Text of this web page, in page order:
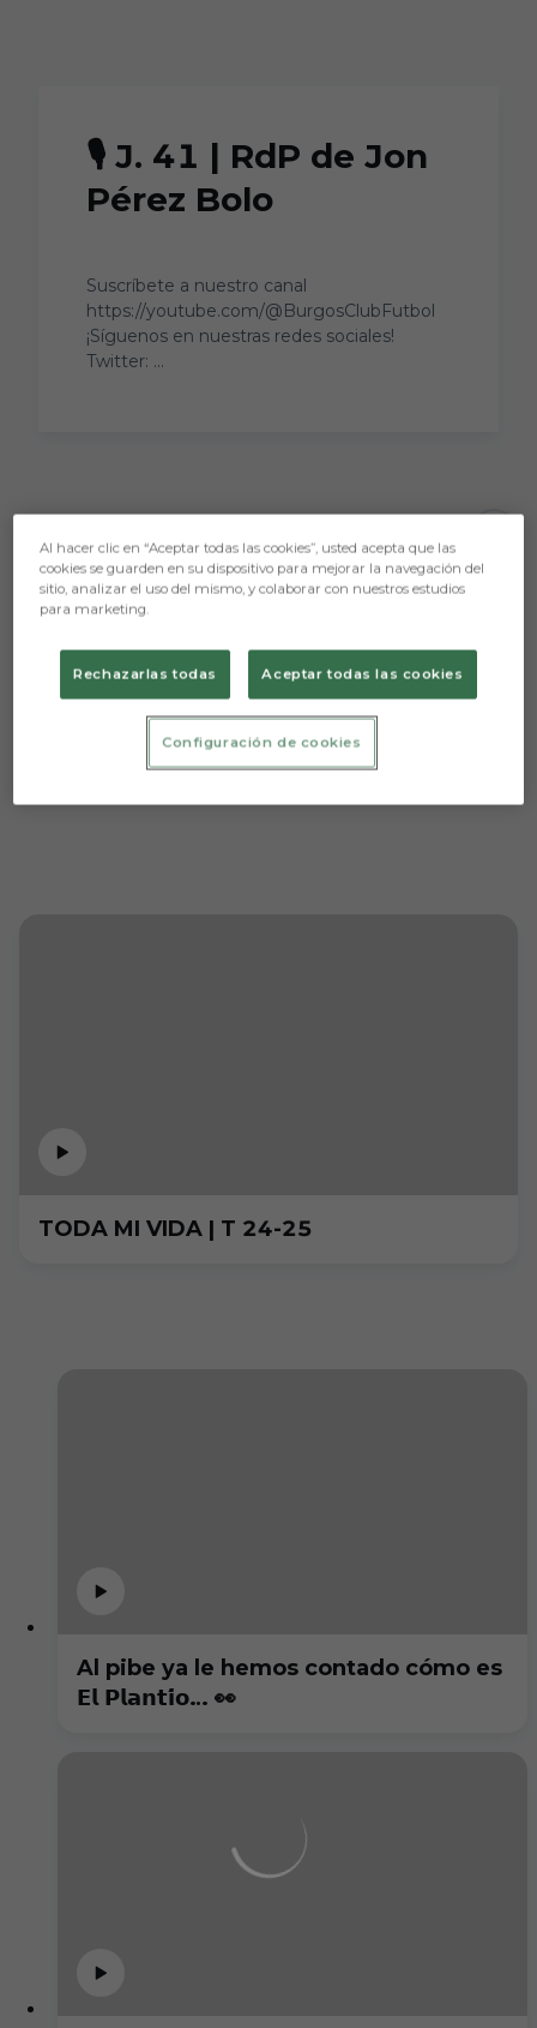
🎙 J. 41 | RdP de Jon
Pérez Bolo
Suscríbete a nuestro canal
https://youtube.com/@BurgosClubFutbol
¡Síguenos en nuestras redes sociales!
Twitter: ...
TODA MI VIDA | T 24-25
Al pibe ya le hemos contado cómo es
𝗘𝗹 𝗣𝗹𝗮𝗻𝘁𝗶́𝗼… 👀
Al hacer clic en “Aceptar todas las cookies”, usted acepta que las
cookies se guarden en su dispositivo para mejorar la navegación del
sitio, analizar el uso del mismo, y colaborar con nuestros estudios
para marketing.
Rechazarlas todas Aceptar todas las cookies
Configuración de cookies